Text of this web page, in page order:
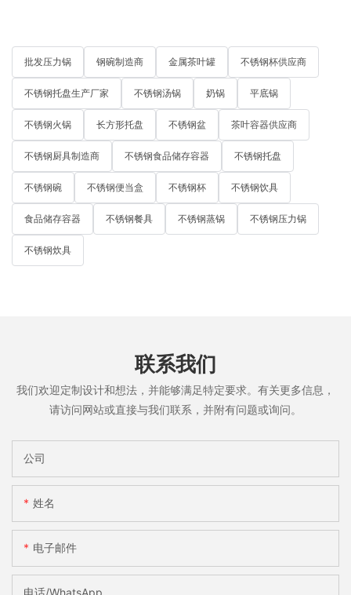
批发压力锅 钢碗制造商 金属茶叶罐 不锈钢杯供应商
不锈钢托盘生产厂家 不锈钢汤锅 奶锅 平底锅
不锈钢火锅 长方形托盘 不锈钢盆 茶叶容器供应商
不锈钢厨具制造商 不锈钢食品储存容器 不锈钢托盘
不锈钢碗 不锈钢便当盒 不锈钢杯 不锈钢饮具
食品储存容器 不锈钢餐具 不锈钢蒸锅 不锈钢压力锅
不锈钢炊具
联系我们
我们欢迎定制设计和想法，并能够满足特定要求。有关更多信息，
请访问网站或直接与我们联系，并附有问题或询问。
公司
姓名
电子邮件
电话/WhatsApp